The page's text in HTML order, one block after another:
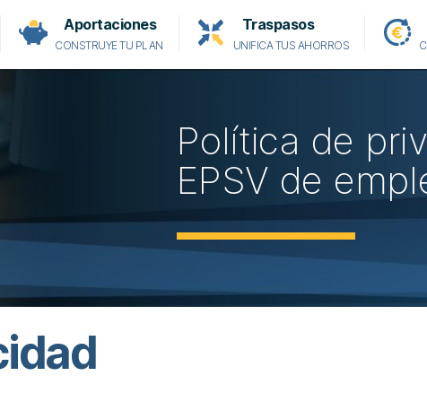
Aportaciones
CONSTRUYE TU PLAN
Traspasos
UNIFICA TUS AHORROS
Política de
EPSV de